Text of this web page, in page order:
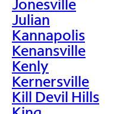
Jonesville
Julian
Kannapolis
Kenansville
Kenly
Kernersville
Kill Devil Hills